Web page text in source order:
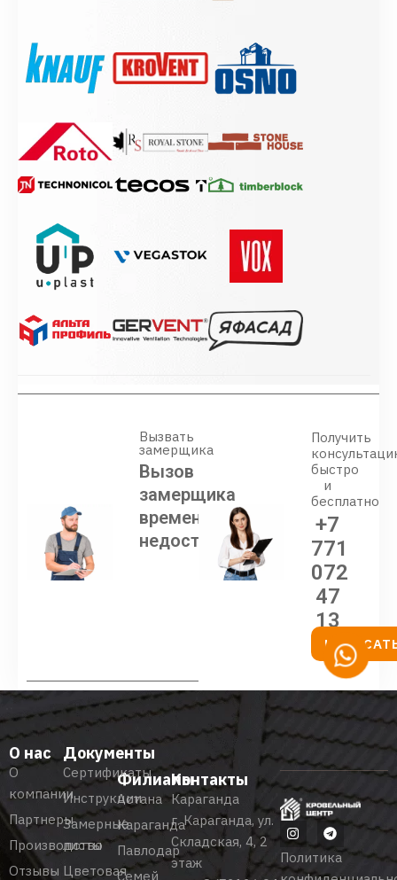
Вызвать
замерщика
Вызов
замерщика
временно
недоступен
Получить
быстро
и
бесплатно
+7
771
072
47
13
О нас
О
компании
Партнеры
Производство
Отзывы
Документы
Сертификаты
Инструкции
Замерные
листы
Цветовая
Филиалы
Астана
Караганда
Павлодар
Семей
Контакты
Караганда
г. Караганда, ул.
Складская, 4, 2
этаж
Политика